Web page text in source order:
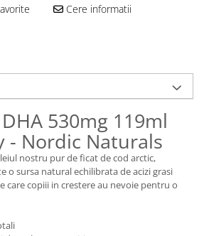
Cere informatii
530mg 119ml
- Nordic Naturals
nostru pur de ficat de cod arctic,
o sursa natural echilibrata de acizi grasi
care copiii in crestere au nevoie pentru o